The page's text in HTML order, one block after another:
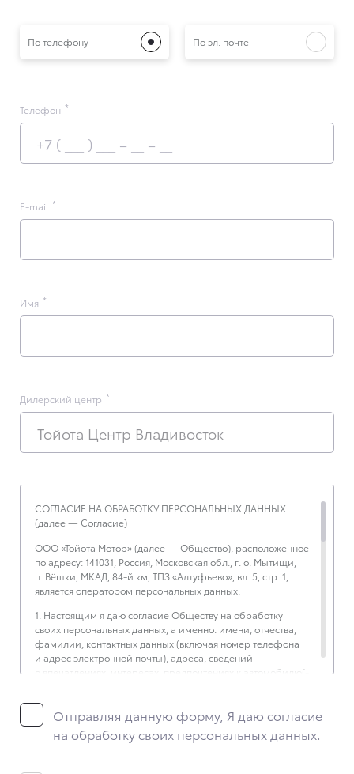
По телефону По эл. почте
Телефон
E-mail
Имя
Дилерский центр
Тойота Центр Владивосток
СОГЛАСИЕ НА ОБРАБОТКУ ПЕРСОНАЛЬНЫХ ДАННЫХ
(далее — Согласие)
ООО «Тойота Мотор» (далее — Общество), расположенное
по адресу: 141031, Россия, Московская обл., г. о. Мытищи,
п. Вёшки, МКАД, 84-й км, ТПЗ «Алтуфьево», вл. 5, стр. 1,
является оператором персональных данных.
1. Настоящим я даю согласие Обществу на обработку
своих персональных данных, а именно: имени, отчества,
фамилии, контактных данных (включая номер телефона
и адрес электронной почты), адреса, сведений
о впечатлениях, интересах, предпочтениях к автомобилю(-
операционной системы устройства и модели мобильного
телефона посетителя сайта, уникального идентификатора
посетителя сайта, предпочтительного времени и способа
для контакта, истории контактов.
Отправляя данную форму, Я даю согласие
на обработку своих персональных данных.